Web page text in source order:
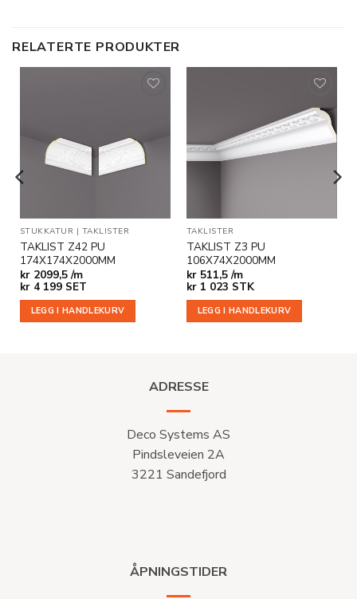
RELATERTE PRODUKTER
ønskeliste
STUKKATUR | TAKLISTER
TAKLIST Z42 PU
174X174X2000MM
kr2099,5 /m
kr4 199 SET
LEGG I HANDLEKURV
Legg til
ønskeliste
TAKLISTER
TAKLIST Z3 PU
106X74X2000MM
kr511,5 /m
kr1 023 STK
LEGG I HANDLEKURV
|TAKLISTER
ADRESSE
Deco Systems AS
Pindsleveien 2A
3221 Sandefjord
ÅPNINGSTIDER